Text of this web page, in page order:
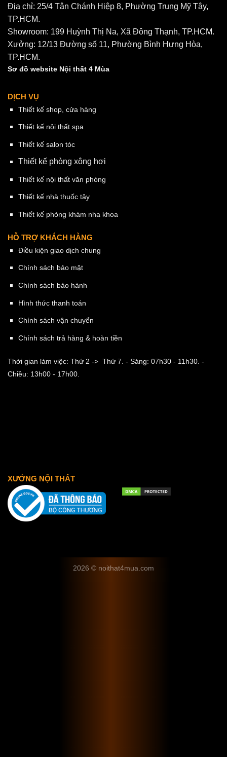
Địa chỉ: 25/4 Tân Chánh Hiệp 8, Phường Trung Mỹ Tây,
TP.HCM.
Showroom: 199 Huỳnh Thị Na, Xã Đông Thạnh, TP.HCM.
Xưởng: 12/13 Đường số 11, Phường Bình Hưng Hòa,
TP.HCM.
Sơ đồ website Nội thất 4 Mùa
DỊCH VỤ
Thiết kế shop, cửa hàng
Thiết kế nội thất spa
Thiết kế salon tóc
Thiết kế phòng xông hơi
Thiết kế nội thất văn phòng
Thiết kế nhà thuốc tây
Thiết kế phòng khám nha khoa
HỖ TRỢ KHÁCH HÀNG
Điều kiện giao dịch chung
Chính sách bảo mật
Chính sách bảo hành
Hình thức thanh toán
Chính sách vận chuyển
Chính sách trả hàng & hoàn tiền
Thời gian làm việc: Thứ 2 -> Thứ 7. - Sáng: 07h30 - 11h30. -
Chiều: 13h00 - 17h00.
XƯỞNG NỘI THẤT
2026 © noithat4mua.com